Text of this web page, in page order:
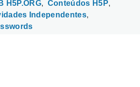
H5P.ORG
Conteúdos H5P
Independentes